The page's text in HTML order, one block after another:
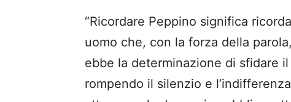
“Ricordare Peppino significa
uomo che, con la forza della
ebbe la determinazione di sfidare
rompendo il silenzio e